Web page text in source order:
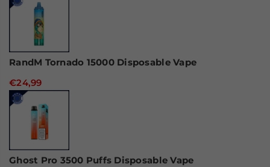
RandM Tornado 15000 Disposable Vape
€24,99
Ghost Pro 3500 Puffs Disposable Vape